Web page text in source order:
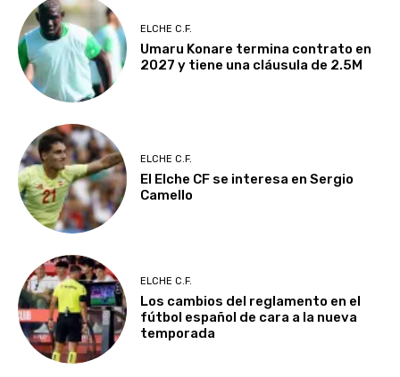
ELCHE C.F.
Umaru Konare termina contrato en
2027 y tiene una cláusula de 2.5M
ELCHE C.F.
El Elche CF se interesa en Sergio
Camello
ELCHE C.F.
Los cambios del reglamento en el
fútbol español de cara a la nueva
temporada